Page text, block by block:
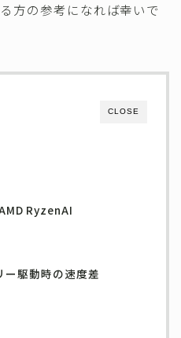
方の参考になれば幸いで
CLOSE
RyzenAI
ー駆動時の速度差